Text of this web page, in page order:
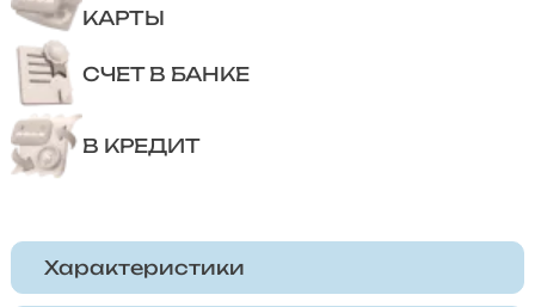
КАРТЫ
СЧЕТ В БАНКЕ
В КРЕДИТ
Характеристики